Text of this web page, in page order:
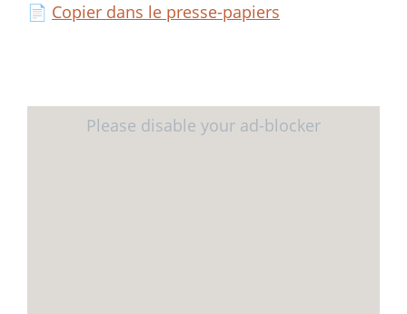
📄 Copier dans le presse-papiers